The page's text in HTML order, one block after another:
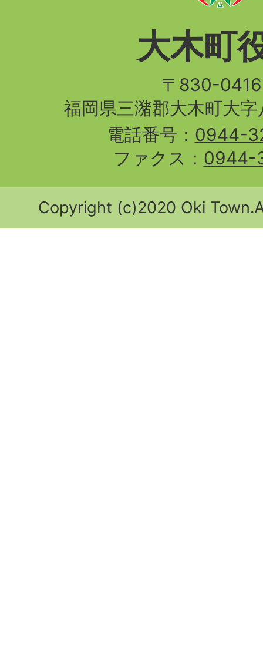
大木町
〒830-
福岡県三潴郡大木町大
電話番号： 0944-
ファクス： 0944-
Copyright (c)2020 Oki